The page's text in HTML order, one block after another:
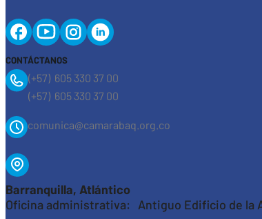
CONTÁCTANOS
(+57) 605 330 37 00
(+57) 605 330 37 00
comunica@camarabaq.org.co
Barranquilla, Atlántico
Oficina administrativa: Antiguo Edificio de la